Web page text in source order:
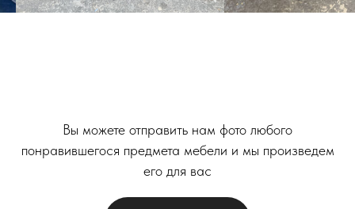
Вы можете отправить нам фото любого
понравившегося предмета мебели и мы произведем
его для вас